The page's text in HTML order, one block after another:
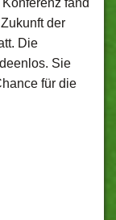
fand
der
Die
Sie
für die